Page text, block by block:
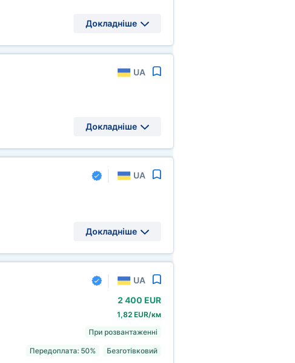
Докладніше
UA
Докладніше
UA
Докладніше
UA
2 400 EUR
1,82 EUR/км
При розвантаженні
Передоплата: 50% Безготівковий